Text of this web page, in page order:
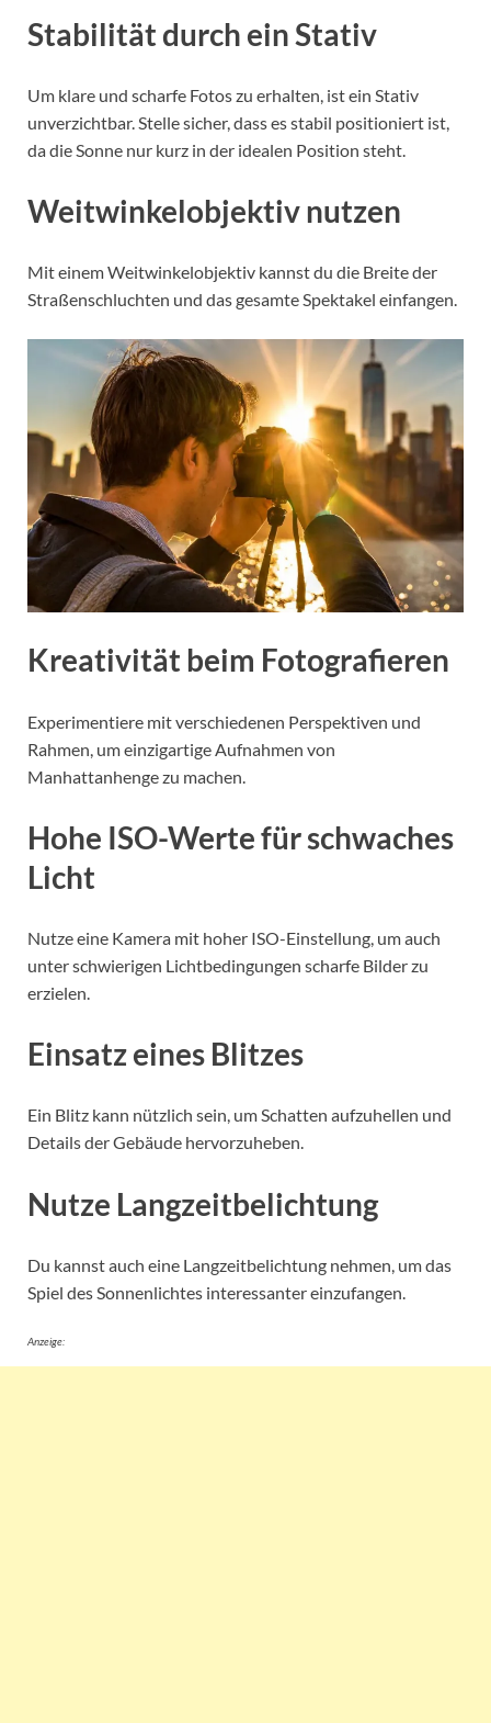
Stabilität durch ein Stativ
Um klare und scharfe Fotos zu erhalten, ist ein Stativ
unverzichtbar. Stelle sicher, dass es stabil positioniert ist,
da die Sonne nur kurz in der idealen Position steht.
Weitwinkelobjektiv nutzen
Mit einem Weitwinkelobjektiv kannst du die Breite der
Straßenschluchten und das gesamte Spektakel einfangen.
Kreativität beim Fotografieren
Experimentiere mit verschiedenen Perspektiven und
Rahmen, um einzigartige Aufnahmen von
Manhattanhenge zu machen.
Hohe ISO-Werte für schwaches
Licht
Nutze eine Kamera mit hoher ISO-Einstellung, um auch
unter schwierigen Lichtbedingungen scharfe Bilder zu
erzielen.
Einsatz eines Blitzes
Ein Blitz kann nützlich sein, um Schatten aufzuhellen und
Details der Gebäude hervorzuheben.
Nutze Langzeitbelichtung
Du kannst auch eine Langzeitbelichtung nehmen, um das
Spiel des Sonnenlichtes interessanter einzufangen.
Anzeige: